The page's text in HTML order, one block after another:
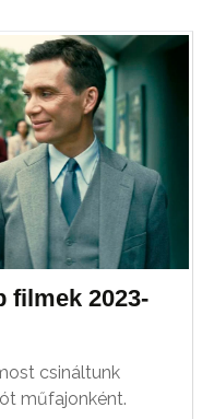
filmek 2023-
csináltunk
műfajonként.